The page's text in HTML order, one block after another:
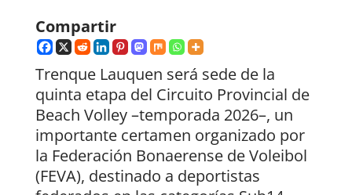
Compartir
Trenque Lauquen será sede de la
quinta etapa del Circuito Provincial de
Beach Volley –temporada 2026–, un
importante certamen organizado por
la Federación Bonaerense de Voleibol
(FEVA), destinado a deportistas